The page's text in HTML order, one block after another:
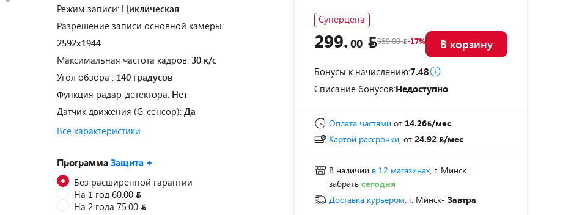
Режим записи: Циклическая
Разрешение записи основной камеры:
2592x1944
Максимальная частота кадров: 30 к/с
Угол обзора : 140 градусов
Функция радар-детектора: Нет
Датчик движения (G-сенсор): Да
Все характеристики
Программа Защита +
Без расширенной гарантии
На 1 год 60.00
На 2 года 75.00
Суперцена
299.00 359.00 -17% В корзину
Бонусы к начислению:7.48
Списание бонусов:Недоступно
Оплата частями от 14.26 /мес
Картой рассрочки, от 24.92 /мес
В наличии в 12 магазинах, г. Минск:
забрать сегодня
Доставка курьером, г. Минск- Завтра